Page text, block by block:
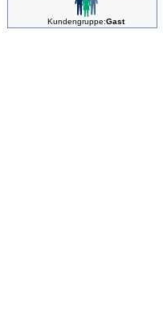
Kundengruppe:Gast